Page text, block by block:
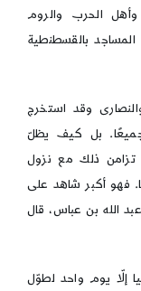
الحرب والروم
بالقسطنطية
وقد استخرج
جميعًا. بل كيف يظلّ
تزامن ذلك مع نزول
فهو أكبر شاهد على
الله بن عباس، قال
إلّا يوم واحد لطوّل